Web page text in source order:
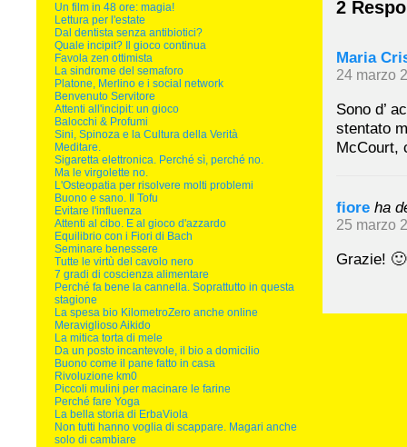
Un film in 48 ore: magia!
Lettura per l'estate
Dal dentista senza antibiotici?
Quale incipit? Il gioco continua
Favola zen ottimista
La sindrome del semaforo
Platone, Merlino e i social network
Benvenuto Servitore
Attenti all'incipit: un gioco
Balocchi & Profumi
Sini, Spinoza e la Cultura della Verità
Meditare.
Sigaretta elettronica. Perché sì, perché no.
Ma le virgolette no.
L'Osteopatia per risolvere molti problemi
Buono e sano. Il Tofu
Evitare l'influenza
Attenti al cibo. E al gioco d'azzardo
Equilibrio con i Fiori di Bach
Seminare benessere
Tutte le virtù del cavolo nero
7 gradi di coscienza alimentare
Perché fa bene la cannella. Soprattutto in questa
stagione
La spesa bio KilometroZero anche online
Meraviglioso Aikido
La mitica torta di mele
Da un posto incantevole, il bio a domicilio
Buono come il pane fatto in casa
Rivoluzione km0
Piccoli mulini per macinare le farine
Perché fare Yoga
La bella storia di ErbaViola
Non tutti hanno voglia di scappare. Magari anche
solo di cambiare
2
Maria
24 marzo
Sono d’
stentato
McCourt,
fiore ha
25 marzo
Grazie! 🙂